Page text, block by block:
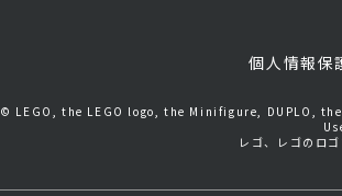
個人情報保
© LEGO, the LEGO logo, the Minifigure, DUPLO,
レゴ、レゴのロ